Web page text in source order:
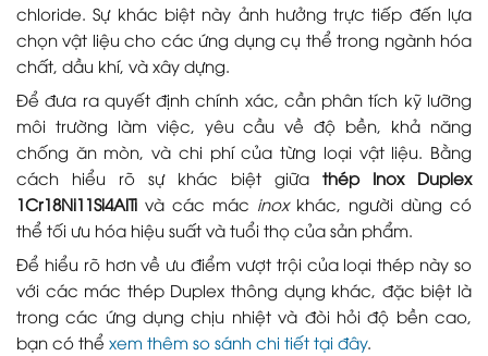
chloride. Sự khác biệt này ảnh hưởng trực tiếp đến lựa
chọn vật liệu cho các ứng dụng cụ thể trong ngành hóa
chất, dầu khí, và xây dựng.
Để đưa ra quyết định chính xác, cần phân tích kỹ lưỡng
môi trường làm việc, yêu cầu về độ bền, khả năng
chống ăn mòn, và chi phí của từng loại vật liệu. Bằng
cách hiểu rõ sự khác biệt giữa thép Inox Duplex
1Cr18Ni11Si4AlTi và các mác inoxkhác, người dùng có
thể tối ưu hóa hiệu suất và tuổi thọ của sản phẩm.
Để hiểu rõ hơn về ưu điểm vượt trội của loại thép này so
với các mác thép Duplex thông dụng khác, đặc biệt là
trong các ứng dụng chịu nhiệt và đòi hỏi độ bền cao,
bạn có thể xem thêm so sánh chi tiết tại đây.